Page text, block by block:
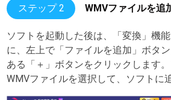
ステップ 2 WMVファイルを追
ソフトを起動した後は、「変換」機
に、左上で「ファイルを追加」ボタ
ある「＋」ボタンをクリックします
WMVファイルを選択して、ソフトに